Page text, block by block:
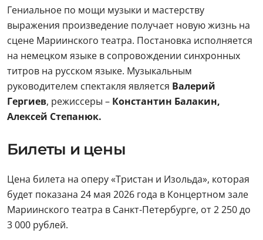
Гениальное по мощи музыки и мастерству
выражения произведение получает новую жизнь на
сцене Мариинского театра. Постановка исполняется
на немецком языке в сопровождении синхронных
титров на русском языке. Музыкальным
руководителем спектакля является Валерий
Гергиев, режиссеры – Константин Балакин,
Алексей Степанюк.
Билеты и цены
Цена билета на оперу «Тристан и Изольда», которая
будет показана 24 мая 2026 года в Концертном зале
Мариинского театра в Санкт-Петербурге, от 2 250 до
3 000 рублей.